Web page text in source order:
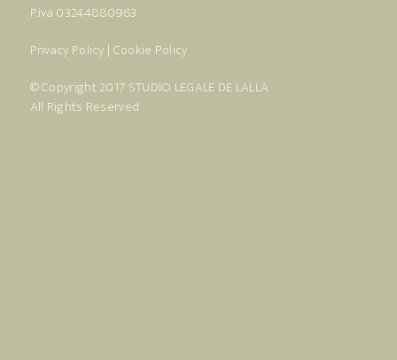
P.iva 03244880963
Privacy Policy | Cookie Policy
© Copyright 2017 STUDIO LEGALE DE LALLA
All Rights Reserved